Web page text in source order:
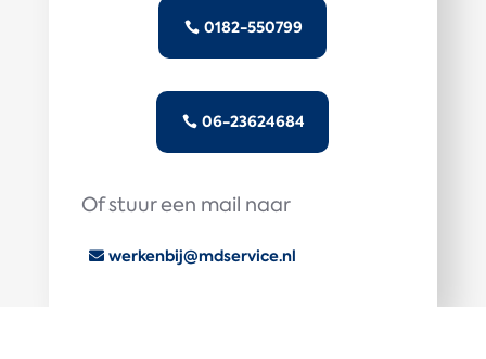
0182-550799
06-23624684
Of stuur een mail naar
werkenbij@mdservice.nl